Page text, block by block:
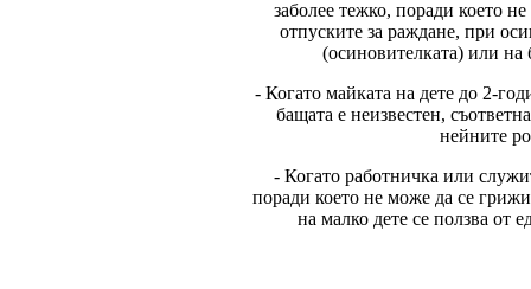
заболее тежко, поради което
отпуските за раждане, при
(осиновителката) или на
- Когато майката на дете до 2-
бащата е неизвестен,
нейните
- Когато работничка или
поради което не може да се грижи
на малко дете се ползва от